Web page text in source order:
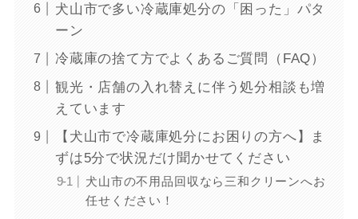
犬山市で多い冷蔵庫処分の「困った」パタ
ーン
冷蔵庫の捨て方でよくあるご質問（FAQ）
観光・店舗の入れ替えに伴う処分相談も増
えています
【犬山市で冷蔵庫処分にお困りの方へ】ま
ずは5分で状況だけ聞かせてください
犬山市の不用品回収なら三和クリーンへお
任せください！